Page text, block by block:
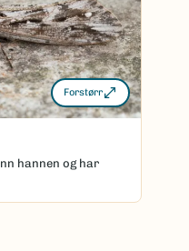
Forstørr
hannen og har